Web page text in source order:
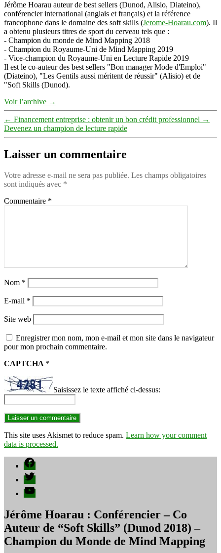
Jérôme Hoarau auteur de best sellers (Dunod, Alisio, Diateino),
conférencier international (anglais et français) et la référence
francophone dans le domaine des soft skills (Jerome-Hoarau.com). Il
a obtenu plusieurs titres de sport du cerveau tels que :
- Champion du monde de Mind Mapping 2018
- Champion du Royaume-Uni de Mind Mapping 2019
- Vice-champion du Royaume-Uni en Lecture Rapide 2019
Il est le co-auteur des best sellers "Bon manager Mode d'Emploi"
(Diateino), "Les Gentils aussi méritent de réussir" (Alisio) et de
"Soft Skills (Dunod).
Voir l’archive →
← Financement entreprise : obtenir un bon crédit professionnel →
Devenez un champion de lecture rapide
Laisser un commentaire
Votre adresse e-mail ne sera pas publiée. Les champs obligatoires
sont indiqués avec *
Commentaire *
Nom *
E-mail *
Site web
Enregistrer mon nom, mon e-mail et mon site dans le navigateur
pour mon prochain commentaire.
CAPTCHA *
Saisissez le texte affiché ci-dessus:
This site uses Akismet to reduce spam. Learn how your comment
data is processed.
Facebook
Twitter
YouTube
Jérôme Hoarau : Conférencier – Co
Auteur de “Soft Skills” (Dunod 2018) –
Champion du Monde de Mind Mapping